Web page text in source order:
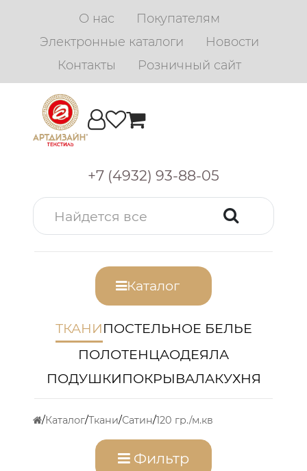
О нас
Покупателям
Электронные каталоги
Новости
Контакты
Розничный сайт
+7 (4932) 93-88-05
Каталог
ТКАНИПОСТЕЛЬНОЕ БЕЛЬЕ
ПОЛОТЕНЦАОДЕЯЛА
ПОДУШКИПОКРЫВАЛАКУХНЯ
Каталог Ткани Сатин 120 гр./м.кв
Фильтр